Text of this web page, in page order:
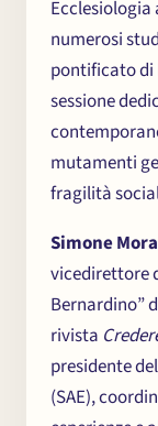
Il
Ecclesiologia
numerosi
pontificato di
sessione
mutamenti
fragilità
Simone
vicedirettore
Bernardino”
rivista
presidente
(SAE),